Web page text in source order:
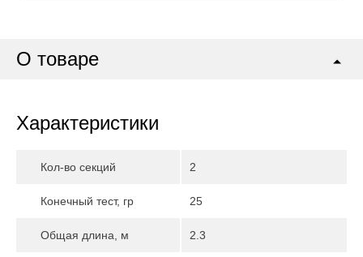
О товаре
Характеристики
Кол-во секций 2
Конечный тест, гр 25
Общая длина, м 2.3